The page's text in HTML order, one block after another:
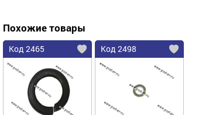
Похожие товары
Код 2465 Код 2498